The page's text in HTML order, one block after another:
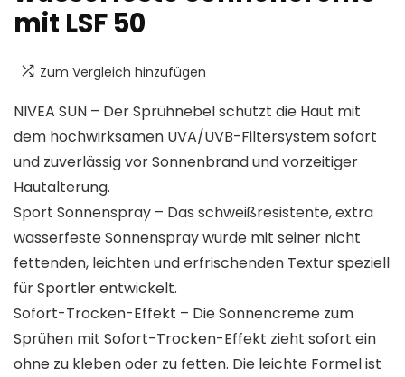
mit LSF 50
Zum Vergleich hinzufügen
NIVEA SUN – Der Sprühnebel schützt die Haut mit
dem hochwirksamen UVA/UVB-Filtersystem sofort
und zuverlässig vor Sonnenbrand und vorzeitiger
Hautalterung.
Sport Sonnenspray – Das schweißresistente, extra
wasserfeste Sonnenspray wurde mit seiner nicht
fettenden, leichten und erfrischenden Textur speziell
für Sportler entwickelt.
Sofort-Trocken-Effekt – Die Sonnencreme zum
Sprühen mit Sofort-Trocken-Effekt zieht sofort ein
ohne zu kleben oder zu fetten. Die leichte Formel ist